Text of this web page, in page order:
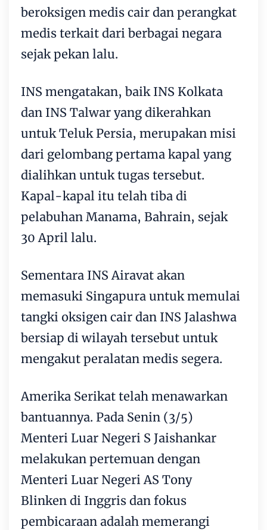
beroksigen medis cair dan perangkat
medis terkait dari berbagai negara
sejak pekan lalu.
INS mengatakan, baik INS Kolkata
dan INS Talwar yang dikerahkan
untuk Teluk Persia, merupakan misi
dari gelombang pertama kapal yang
dialihkan untuk tugas tersebut.
Kapal-kapal itu telah tiba di
pelabuhan Manama, Bahrain, sejak
30 April lalu.
Sementara INS Airavat akan
memasuki Singapura untuk memulai
tangki oksigen cair dan INS Jalashwa
bersiap di wilayah tersebut untuk
mengakut peralatan medis segera.
Amerika Serikat telah menawarkan
bantuannya. Pada Senin (3/5)
Menteri Luar Negeri S Jaishankar
melakukan pertemuan dengan
Menteri Luar Negeri AS Tony
Blinken di Inggris dan fokus
pembicaraan adalah memerangi